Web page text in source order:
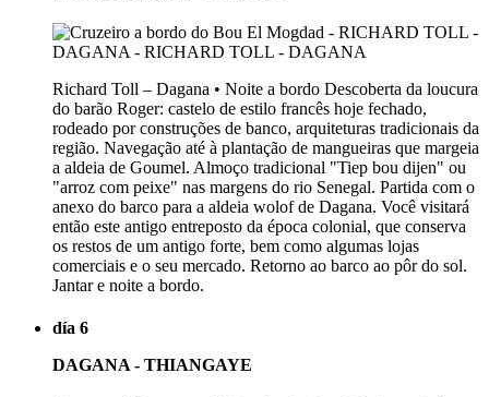
Richard Toll – Dagana • Noite a bordo Descoberta da loucura
do barão Roger: castelo de estilo francês hoje fechado,
rodeado por construções de banco, arquiteturas tradicionais da
região. Navegação até à plantação de mangueiras que margeia
a aldeia de Goumel. Almoço tradicional "Tiep bou dijen" ou
"arroz com peixe" nas margens do rio Senegal. Partida com o
anexo do barco para a aldeia wolof de Dagana. Você visitará
então este antigo entreposto da época colonial, que conserva
os restos de um antigo forte, bem como algumas lojas
comerciais e o seu mercado. Retorno ao barco ao pôr do sol.
Jantar e noite a bordo.
día 6
DAGANA - THIANGAYE